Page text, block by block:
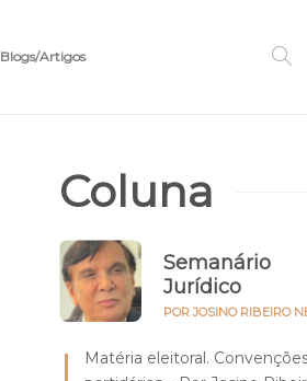
Blogs/Artigos
Coluna
Semanário
Jurídico
POR JOSINO RIBEIRO
Matéria eleitoral.